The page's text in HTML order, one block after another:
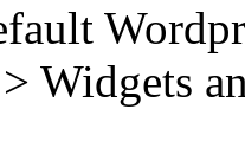
Widgets